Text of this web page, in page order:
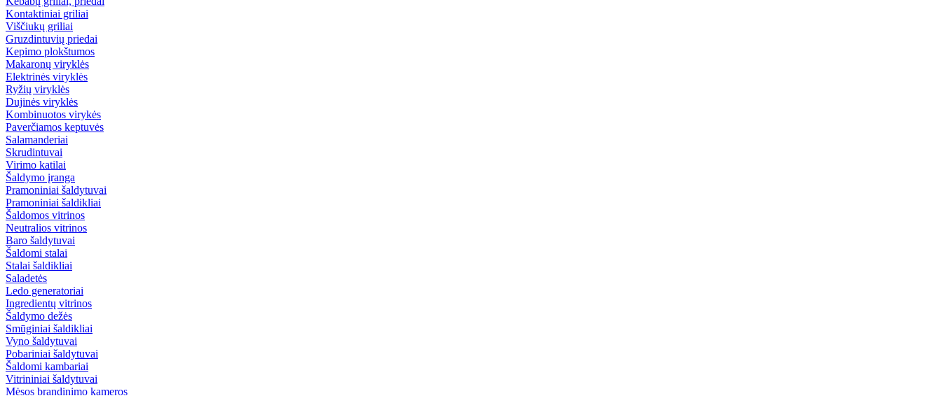
Kontaktiniai griliai
Viščiukų griliai
Gruzdintuvių priedai
Kepimo plokštumos
Makaronų viryklės
Elektrinės viryklės
Ryžių viryklės
Dujinės viryklės
Kombinuotos virykės
Paverčiamos keptuvės
Salamanderiai
Skrudintuvai
Virimo katilai
Šaldymo įranga
Pramoniniai šaldytuvai
Pramoniniai šaldikliai
Šaldomos vitrinos
Neutralios vitrinos
Baro šaldytuvai
Šaldomi stalai
Stalai šaldikliai
Saladetės
Ledo generatoriai
Ingredientų vitrinos
Šaldymo dežės
Smūginiai šaldikliai
Vyno šaldytuvai
Pobariniai šaldytuvai
Šaldomi kambariai
Vitrininiai šaldytuvai
Mėsos brandinimo kameros